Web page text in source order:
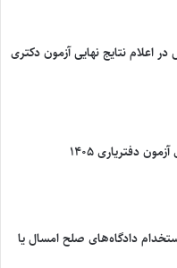
اعلام نتایج نهایی آزمون دکتری
دفتریاری ۱۴۰۵
دادگاه‌های صلح امسال یا